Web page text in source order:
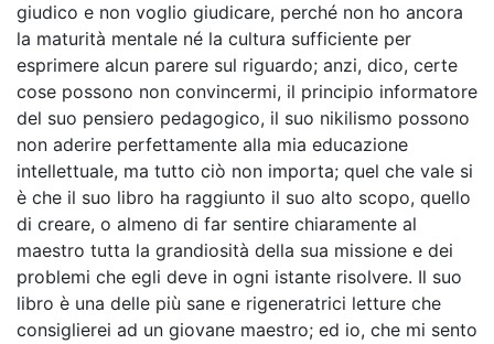
giudico e non voglio giudicare, perché non ho ancora
la maturità mentale né la cultura sufficiente per
esprimere alcun parere sul riguardo; anzi, dico, certe
cose possono non convincermi, il principio informatore
del suo pensiero pedagogico, il suo nikilismo possono
non aderire perfettamente alla mia educazione
intellettuale, ma tutto ciò non importa; quel che vale si
è che il suo libro ha raggiunto il suo alto scopo, quello
di creare, o almeno di far sentire chiaramente al
maestro tutta la grandiosità della sua missione e dei
problemi che egli deve in ogni istante risolvere. Il suo
libro è una delle più sane e rigeneratrici letture che
consiglierei ad un giovane maestro; ed io, che mi sento